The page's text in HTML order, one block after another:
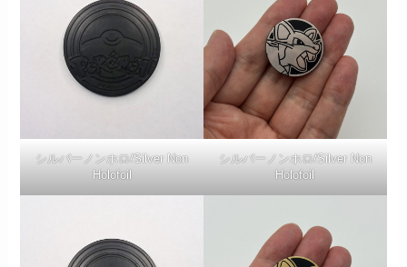
シルバーノンホロ/Silver Non
Holofoil
シルバーノンホロ/Silver Non
Holofoil